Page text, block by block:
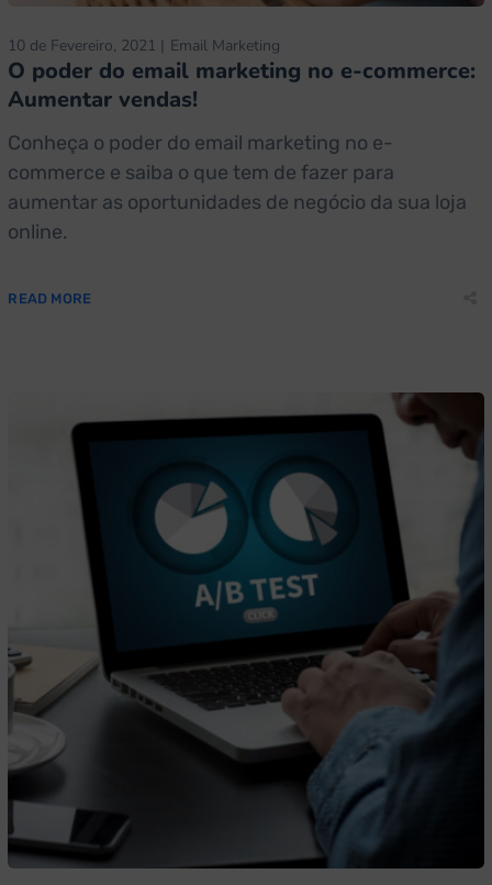
10 de Fevereiro, 2021 Email Marketing
O poder do email marketing no e-commerce:
Aumentar vendas!
Conheça o poder do email marketing no e-
commerce e saiba o que tem de fazer para
aumentar as oportunidades de negócio da sua loja
online.
READ MORE